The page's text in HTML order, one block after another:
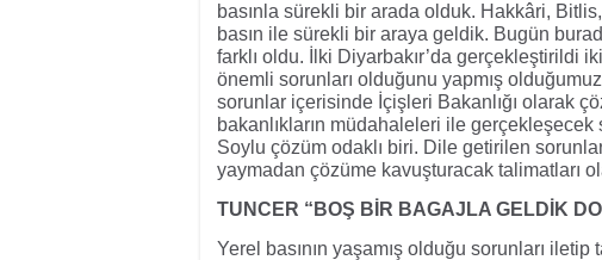
basınla sürekli bir arada olduk. Hakkâri,
basın ile sürekli bir araya geldik. Bugün
farklı oldu. İlki Diyarbakır’da gerçekleştirildi
önemli sorunları olduğunu yapmış
sorunlar içerisinde İçişleri Bakanlığı olarak
bakanlıkların müdahaleleri ile
Soylu çözüm odaklı biri. Dile getirilen
yaymadan çözüme kavuşturacak talimatları
TUNCER “BOŞ BİR BAGAJLA GELDİK
Yerel basının yaşamış olduğu sorunları